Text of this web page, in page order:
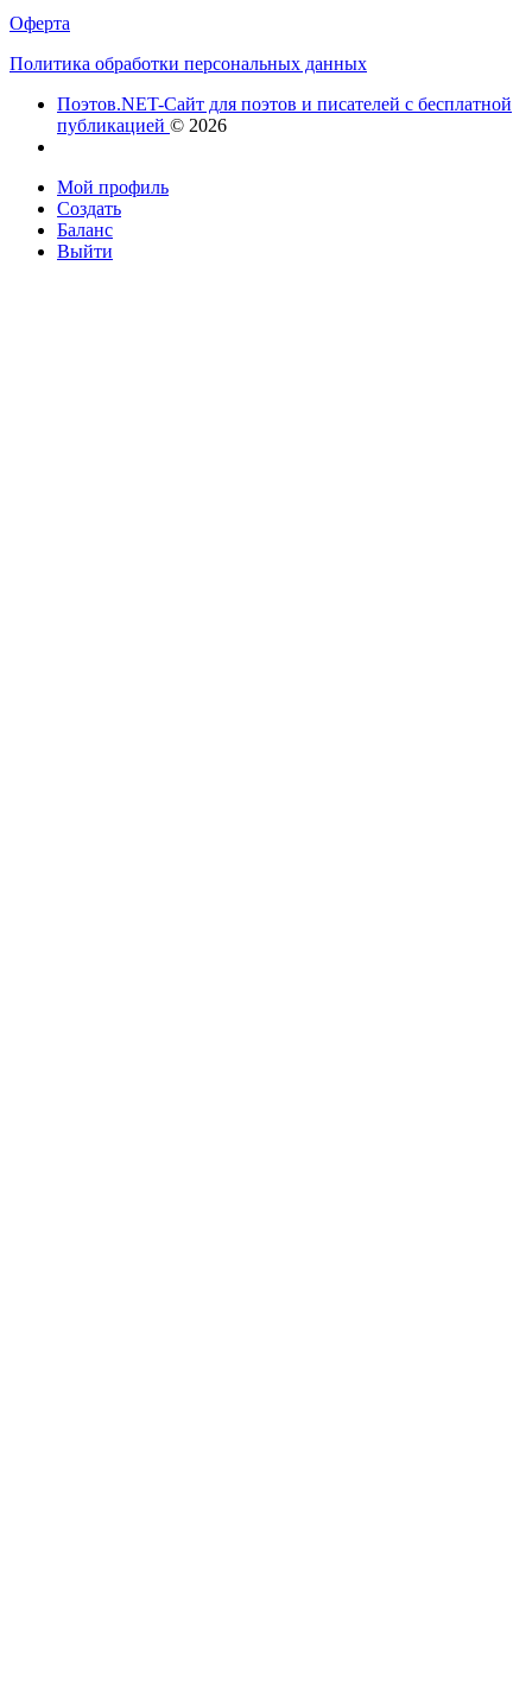
Оферта
Политика обработки персональных данных
Поэтов.NET-Сайт для поэтов и писателей с бесплатной
публикацией © 2026
Мой профиль
Создать
Баланс
Выйти